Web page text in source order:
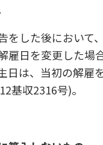
をした後において
雇日を変更した場
日は、当初の解雇
基収2316号)。